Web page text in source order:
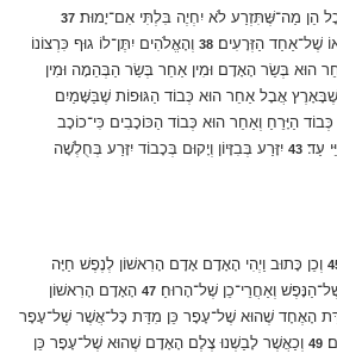
הֵן מַה־שֶּׁתִּזְרַע לֹא יִחְיֶה בִּלְתִּי אִם־יָמוּת׃37
שֶׁל־אַחַד הַזְּרָעִים׃38 וְהָאֱלֹהִים יִתֶּן־לוֹ גוּף כִּרְצוֹנוֹ
הוּא בְּשַׂר הָאָדָם וּמִין אַחֵר בְּשַׂר הַבְּהֵמָה וּמִין
שֶׁבָּאָרֶץ אֲבָל אַחֵר הוּא כְּבוֹד הַגּוּפוֹת שֶׁבַּשָּׁמַיִם
הַיָּרֵחַ וְאַחֵר הוּא כְּבוֹד הַכּוֹכָבִים כִּי־כוֹכָב
עַד׃43 יִזָּרַע בְּבִזָּיוֹן וְיָקוּם בְּכָבוֹד יִזָּרַע בְּחֻלְשָׁה
וְכֵן כָּתוּב וַיְהִי הָאָדָם אָדָם הָרִאשׁוֹן לְנֶפֶשׁ חַיָּה
וְאַחֲרֵי־כֵן שֶׁל־הָרוּחַ׃47 הָאָדָם הָרִאשׁוֹן
הָאֶחָד שֶׁהוּא שֶׁל־עָפָר כֵּן מִדַּת כָּל־אֲשֶׁר שֶׁל־עָפָר
49 וְכַאֲשֶׁר לָבַשְׁנוּ צֶלֶם הָאָדָם שֶׁהוּא שֶׁל־עָפָר כֵּן